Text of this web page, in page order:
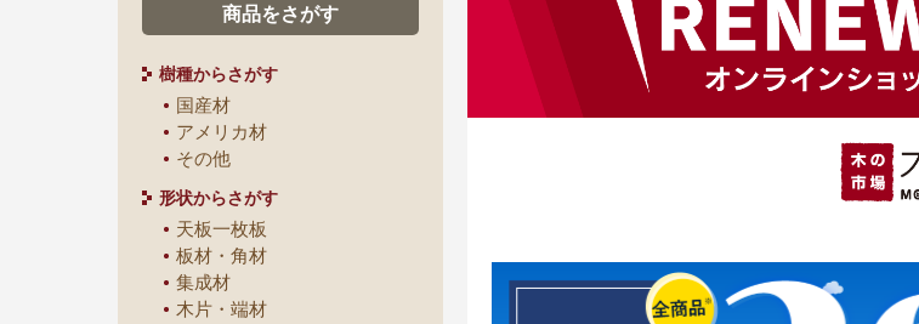
商品をさがす
樹種からさがす
国産材
アメリカ材
その他
形状からさがす
天板一枚板
板材・角材
集成材
木片・端材